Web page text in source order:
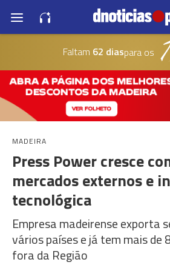
Faltam 62 diaspara os
MADEIRA
Press Power cresce
mercados externos e
tecnológica
Empresa madeirense exporta
vários países e já tem mais de
fora da Região